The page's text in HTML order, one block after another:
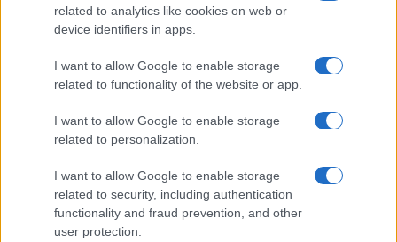
related to analytics like cookies on web or
device identifiers in apps.
I want to allow Google to enable storage
related to functionality of the website or app.
I want to allow Google to enable storage
related to personalization.
I want to allow Google to enable storage
related to security, including authentication
functionality and fraud prevention, and other
user protection.
CHI SIAMO CONTATTI PUBBLICITÀ LAVORA CON NOI
OTTO CHANNEL